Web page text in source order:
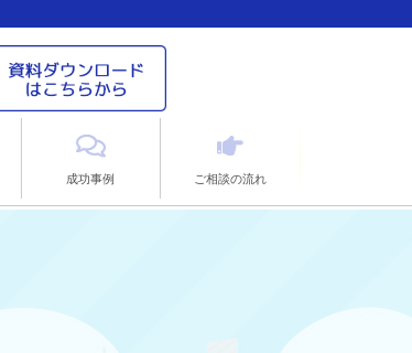
成功事例 ご相談の流れ